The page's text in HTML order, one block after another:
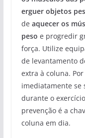
erguer objetos
de aquecer os
peso e progredir
força. Utilize
de levantamento
extra à coluna.
imediatamente
durante o
prevenção é a
coluna em dia.